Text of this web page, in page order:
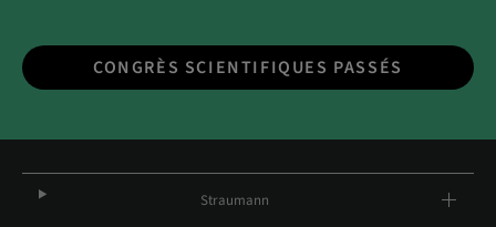
CONGRÈS SCIENTIFIQUES PASSÉS
Straumann